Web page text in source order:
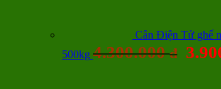
Cân Điện Tử ghế
500kg 4.300.000đ